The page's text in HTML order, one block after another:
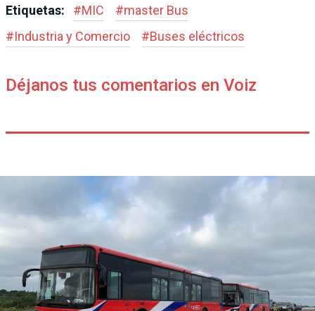
Etiquetas: #MIC #master Bus
#Industria y Comercio #Buses eléctricos
Déjanos tus comentarios en Voiz